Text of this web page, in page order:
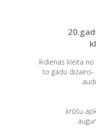
Ikdienas kleita
to gadu
krūšu